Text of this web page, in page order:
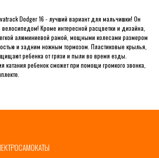
Dodger 16 - лучший вариант для мальчишки! Он
Кроме интересной расцветки и дизайна,
алюминиевой рамой, мощными колесами размером
и задним ножным тормозом. Пластиковые крылья,
ребенка от грязи и пыли во время езды.
катания ребенок сможет при помощи громкого звонка,